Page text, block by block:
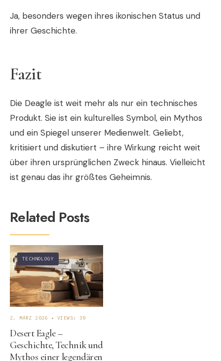
Ja, besonders wegen ihres ikonischen Status und
ihrer Geschichte.
Fazit
Die Deagle ist weit mehr als nur ein technisches
Produkt. Sie ist ein kulturelles Symbol, ein Mythos
und ein Spiegel unserer Medienwelt. Geliebt,
kritisiert und diskutiert – ihre Wirkung reicht weit
über ihren ursprünglichen Zweck hinaus. Vielleicht
ist genau das ihr größtes Geheimnis.
Related Posts
TECHNOLOGY
2. MÄRZ 2026 •VIEWS: 39
Desert Eagle –
Geschichte, Technik und
Mythos einer legendären